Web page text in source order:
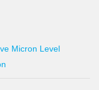
Micron Level